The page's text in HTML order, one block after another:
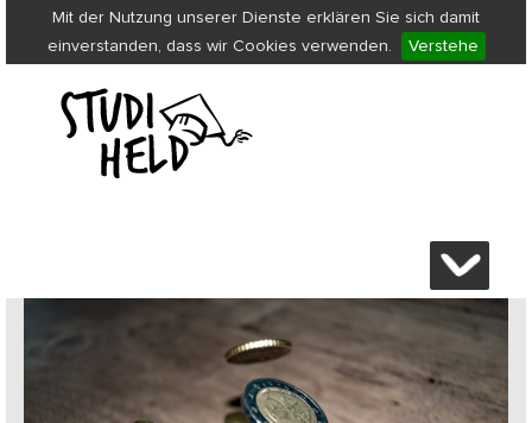
Mit der Nutzung unserer Dienste erklären Sie sich damit
einverstanden, dass wir Cookies verwenden.
Verstehe